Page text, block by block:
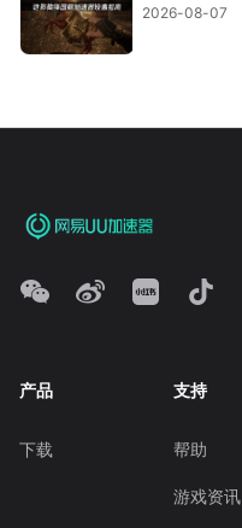
2026-08-07
产品
下载
支持
帮助
游戏资讯